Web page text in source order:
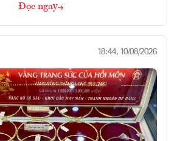
Đọc ngay
18:44, 10/08/2026